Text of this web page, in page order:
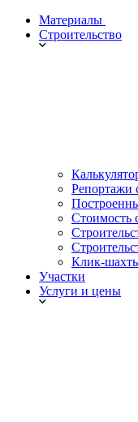
Материалы
Строительство
Репортажи
Стоимость
Клик-
Участки
Услуги и цены